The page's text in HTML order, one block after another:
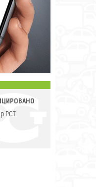
РСТ